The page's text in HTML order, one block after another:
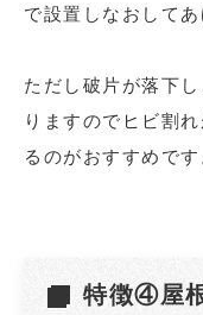
で設置しなおしてあ
ただし破片が落下
りますのでヒビ割
るのがおすすめです
特徴④屋